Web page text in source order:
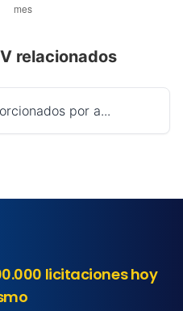
relacionados
por a...
licitaciones hoy